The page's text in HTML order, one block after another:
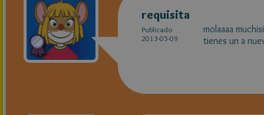
requisita
Publicado
2013-05-09
molaaaa
tienes un a